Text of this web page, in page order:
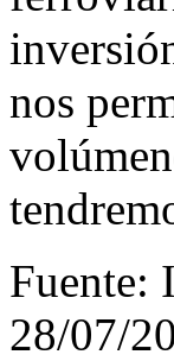
nos
Fuente:
28/07/